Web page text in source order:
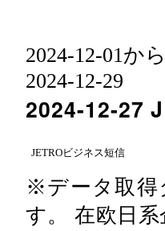
2024-12-01か
2024-12-29
2024-12-27
JETROビジネス短信
※データ取得
す。 在欧日